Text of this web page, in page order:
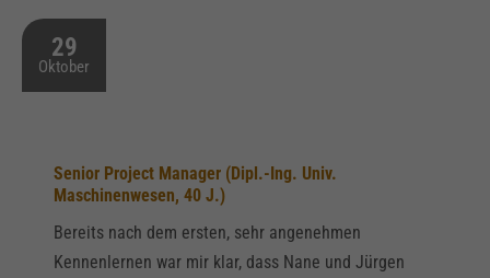
29
Oktober
Senior Project Manager (Dipl.-Ing. Univ.
Maschinenwesen, 40 J.)
Bereits nach dem ersten, sehr angenehmen
Kennenlernen war mir klar, dass Nane und Jürgen